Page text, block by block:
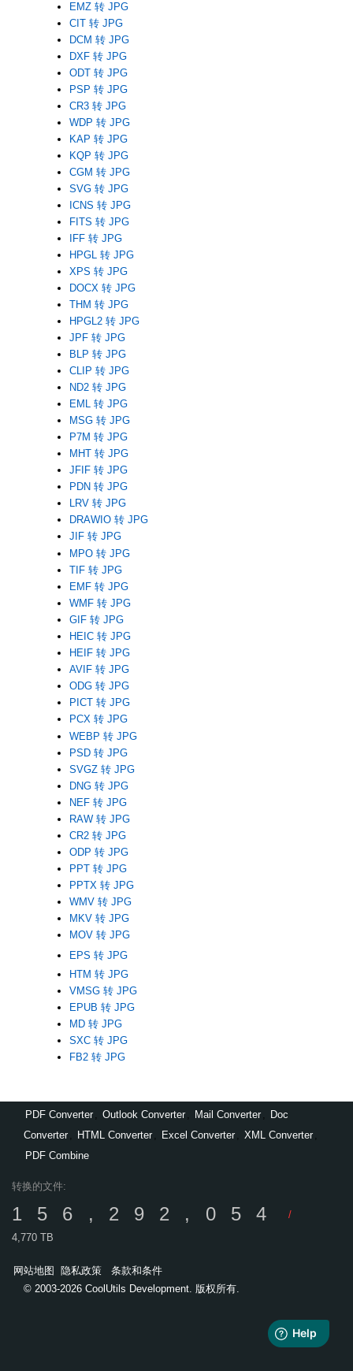
EMZ 转 JPG
CIT 转 JPG
DCM 转 JPG
DXF 转 JPG
ODT 转 JPG
PSP 转 JPG
CR3 转 JPG
WDP 转 JPG
KAP 转 JPG
KQP 转 JPG
CGM 转 JPG
SVG 转 JPG
ICNS 转 JPG
FITS 转 JPG
IFF 转 JPG
HPGL 转 JPG
XPS 转 JPG
DOCX 转 JPG
THM 转 JPG
HPGL2 转 JPG
JPF 转 JPG
BLP 转 JPG
CLIP 转 JPG
ND2 转 JPG
EML 转 JPG
MSG 转 JPG
P7M 转 JPG
MHT 转 JPG
JFIF 转 JPG
PDN 转 JPG
LRV 转 JPG
DRAWIO 转 JPG
JIF 转 JPG
MPO 转 JPG
TIF 转 JPG
EMF 转 JPG
WMF 转 JPG
GIF 转 JPG
HEIC 转 JPG
HEIF 转 JPG
AVIF 转 JPG
ODG 转 JPG
PICT 转 JPG
PCX 转 JPG
WEBP 转 JPG
PSD 转 JPG
SVGZ 转 JPG
DNG 转 JPG
NEF 转 JPG
RAW 转 JPG
CR2 转 JPG
ODP 转 JPG
PPT 转 JPG
PPTX 转 JPG
WMV 转 JPG
MKV 转 JPG
MOV 转 JPG
EPS 转 JPG
HTM 转 JPG
VMSG 转 JPG
EPUB 转 JPG
MD 转 JPG
SXC 转 JPG
FB2 转 JPG
PDF Converter , Outlook Converter , Mail Converter ,
Doc
Converter , HTML Converter , Excel Converter , XML Converter ,
PDF Combine
转换的文件:
156,292,054
/
4,770 TB
网站地图 隐私政策
条款和条件
© 2003-2026 CoolUtils Development. 版权所有.